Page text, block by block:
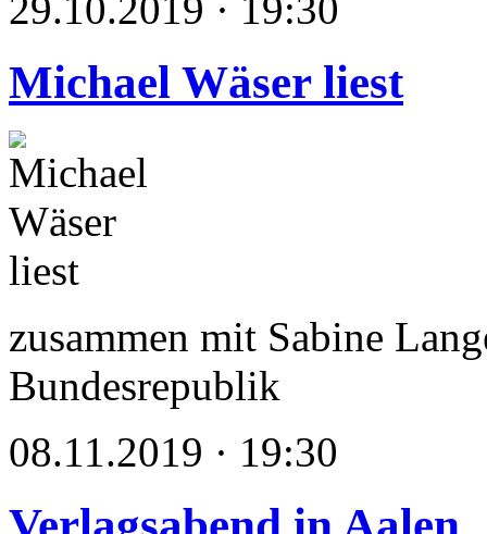
29.10.2019 · 19:30
Michael Wäser liest
zusammen mit Sabine
Bundesrepublik
08.11.2019 · 19:30